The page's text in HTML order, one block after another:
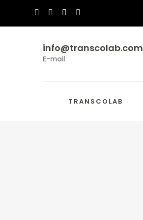
info@transcolab.com
E-mail
Navigation
TRANSCOLAB